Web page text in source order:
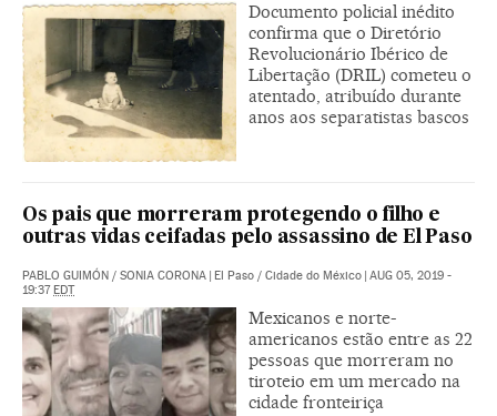
Documento policial inédito
confirma que o Diretório
Revolucionário Ibérico de
Libertação (DRIL) cometeu o
atentado, atribuído durante
anos aos separatistas bascos
Os pais que morreram protegendo o filho e
outras vidas ceifadas pelo assassino de El Paso
PABLO GUIMÓN / SONIA CORONA El Paso / Cidade do México AUG 05, 2019 -
19:37 EDT
Mexicanos e norte-
americanos estão entre as 22
pessoas que morreram no
tiroteio em um mercado na
cidade fronteiriça